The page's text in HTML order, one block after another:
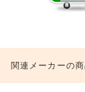
関連メーカーの